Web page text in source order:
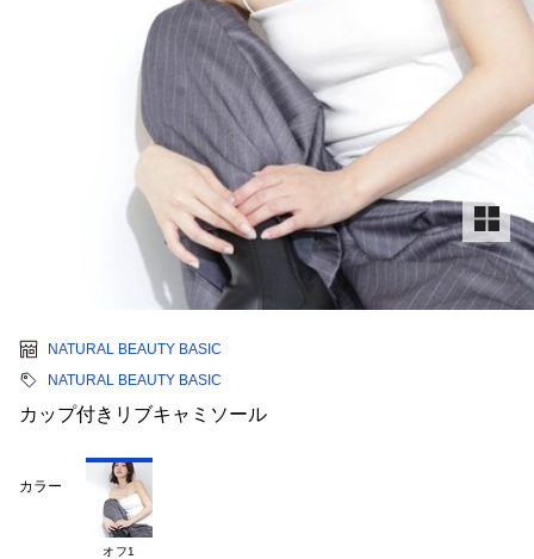
NATURAL BEAUTY BASIC
NATURAL BEAUTY BASIC
カップ付きリブキャミソール
カラー
オフ1